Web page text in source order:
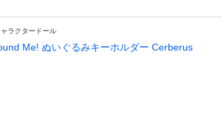
ャラクタードール
Me! ぬいぐるみキーホルダー Cerberus